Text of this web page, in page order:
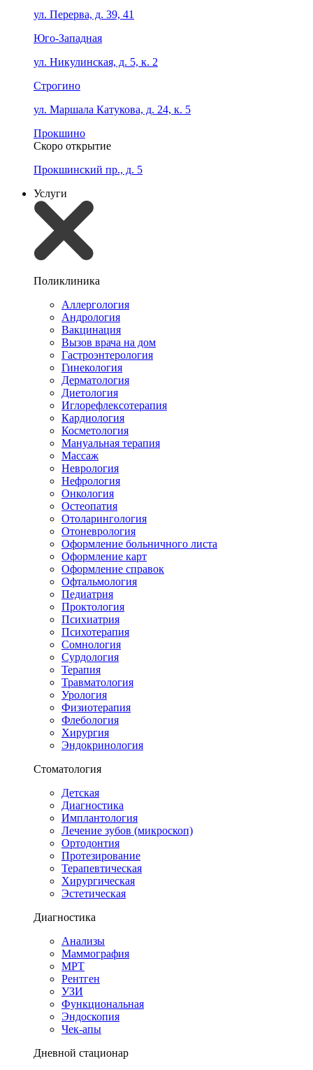
ул. Перерва, д. 39, 41
Юго-Западная
ул. Никулинская, д. 5, к. 2
Строгино
ул. Маршала Катукова, д. 24, к. 5
Прокшино
Скоро открытие
Прокшинский пр., д. 5
Услуги
Поликлиника
Аллергология
Андрология
Вакцинация
Вызов врача на дом
Гастроэнтерология
Гинекология
Дерматология
Диетология
Иглорефлексотерапия
Кардиология
Косметология
Мануальная терапия
Массаж
Неврология
Нефрология
Онкология
Остеопатия
Отоларингология
Отоневрология
Оформление больничного листа
Оформление карт
Оформление справок
Офтальмология
Педиатрия
Проктология
Психиатрия
Психотерапия
Сомнология
Сурдология
Терапия
Травматология
Урология
Физиотерапия
Флебология
Хирургия
Эндокринология
Стоматология
Детская
Диагностика
Имплантология
Лечение зубов (микроскоп)
Ортодонтия
Протезирование
Терапевтическая
Хирургическая
Эстетическая
Диагностика
Анализы
Маммография
МРТ
Рентген
УЗИ
Функциональная
Эндоскопия
Чек-апы
Дневной стационар